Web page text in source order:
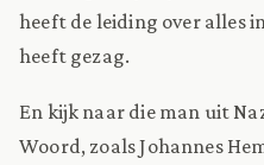
heeft de leiding over alles
heeft gezag.
En kijk naar die man uit
Woord, zoals Johannes